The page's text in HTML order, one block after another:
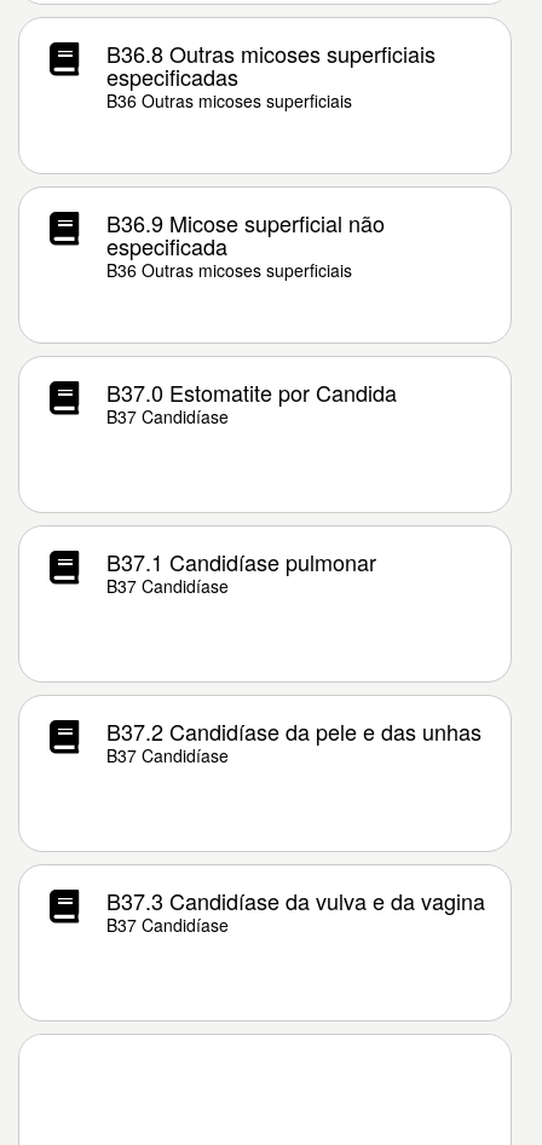
B36.8 Outras micoses superficiais
especificadas
B36 Outras micoses superficiais
B36.9 Micose superficial não
especificada
B36 Outras micoses superficiais
B37.0 Estomatite por Candida
B37 Candidíase
B37.1 Candidíase pulmonar
B37 Candidíase
B37.2 Candidíase da pele e das unhas
B37 Candidíase
B37.3 Candidíase da vulva e da vagina
B37 Candidíase